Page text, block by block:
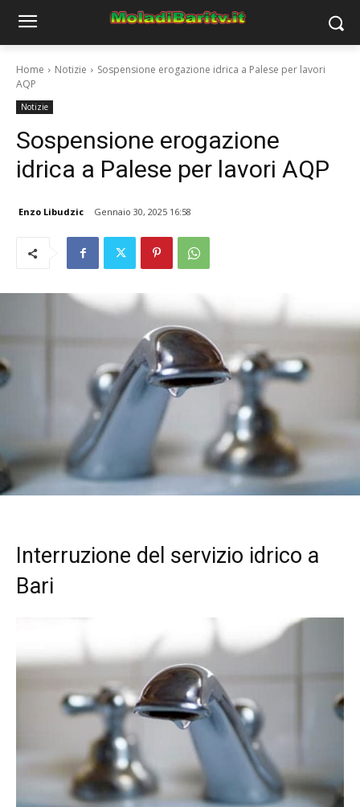
Home Notizie
Sospensione erogazione idrica a Palese per lavori
AQP
Notizie
Sospensione erogazione
idrica a Palese per lavori AQP
Enzo Libudzic Gennaio 30, 2025 16:58
Interruzione del servizio idrico a
Bari